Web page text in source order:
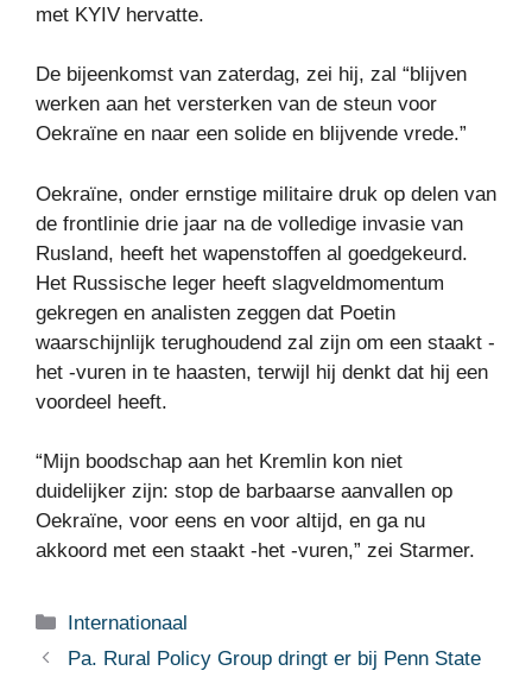
met KYIV hervatte.
De bijeenkomst van zaterdag, zei hij, zal “blijven
werken aan het versterken van de steun voor
Oekraïne en naar een solide en blijvende vrede.”
Oekraïne, onder ernstige militaire druk op delen van
de frontlinie drie jaar na de volledige invasie van
Rusland, heeft het wapenstoffen al goedgekeurd.
Het Russische leger heeft slagveldmomentum
gekregen en analisten zeggen dat Poetin
waarschijnlijk terughoudend zal zijn om een ​​staakt -
het -vuren in te haasten, terwijl hij denkt dat hij een
voordeel heeft.
“Mijn boodschap aan het Kremlin kon niet
duidelijker zijn: stop de barbaarse aanvallen op
Oekraïne, voor eens en voor altijd, en ga nu
akkoord met een staakt -het -vuren,” zei Starmer.
Categorieën
Internationaal
Pa. Rural Policy Group dringt er bij Penn State